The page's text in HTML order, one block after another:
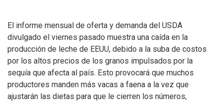
El informe mensual de oferta y demanda del USDA
divulgado el viernes pasado muestra una caída en la
producción de leche de EEUU, debido a la suba de costos
por los altos precios de los granos impulsados por la
sequía que afecta al país. Esto provocará que muchos
productores manden más vacas a faena a la vez que
ajustarán las dietas para que le cierren los números,